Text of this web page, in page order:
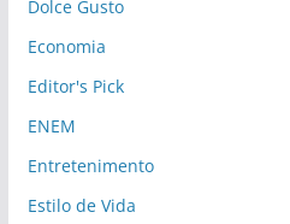
Dolce Gusto
Economia
Editor's Pick
ENEM
Entretenimento
Estilo de Vida